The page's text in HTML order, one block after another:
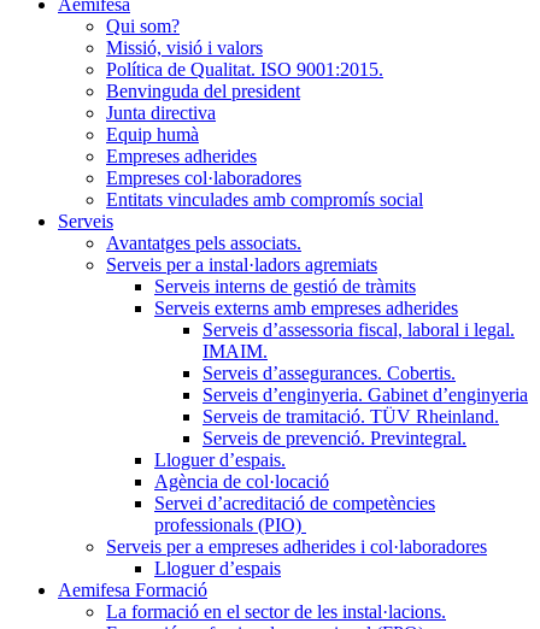
Aemifesa
Qui som?
Missió, visió i valors
Política de Qualitat. ISO 9001:2015.
Benvinguda del president
Junta directiva
Equip humà
Empreses adherides
Empreses col·laboradores
Entitats vinculades amb compromís social
Serveis
Avantatges pels associats.
Serveis per a instal·ladors agremiats
Serveis interns de gestió de tràmits
Serveis externs amb empreses adherides
Serveis d’assessoria fiscal, laboral i legal.
IMAIM.
Serveis d’assegurances. Cobertis.
Serveis d’enginyeria. Gabinet d’enginyeria
Serveis de tramitació. TÜV Rheinland.
Serveis de prevenció. Previntegral.
Lloguer d’espais.
Agència de col·locació
Servei d’acreditació de competències
professionals (PIO)
Serveis per a empreses adherides i col·laboradores
Lloguer d’espais
Aemifesa Formació
La formació en el sector de les instal·lacions.